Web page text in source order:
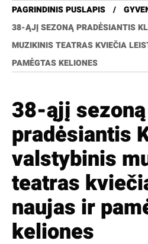
PAGRINDINIS PUSLAPIS
38-ĄJĮ SEZONĄ PRADĖSIANTIS
MUZIKINIS TEATRAS KVIEČIA
PAMĖGTAS KELIONES
38-ąjį sezoną
pradėsiantis
valstybinis
teatras
naujas ir
keliones